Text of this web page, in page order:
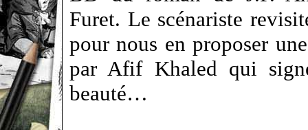
Furet. Le scénariste
pour nous en proposer
par Afif Khaled qui
beauté…